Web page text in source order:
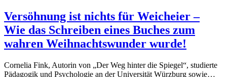
Versöhnung ist nichts für Weicheier –
Wie das Schreiben eines Buches zum
wahren Weihnachtswunder wurde!
Cornelia Fink, Autorin von „Der Weg hinter die Spiegel“, studierte
Pädagogik und Psychologie an der Universität Würzburg sowie…